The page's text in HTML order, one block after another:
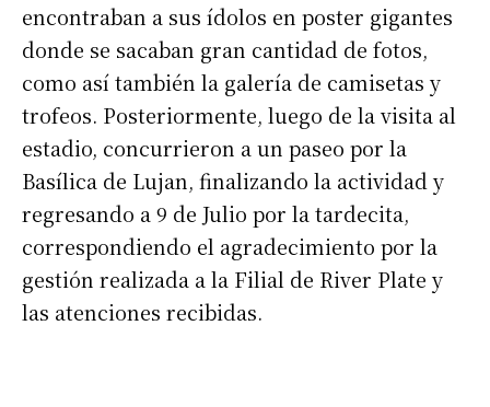
encontraban a sus ídolos en poster gigantes
donde se sacaban gran cantidad de fotos,
como así también la galería de camisetas y
trofeos. Posteriormente, luego de la visita al
estadio, concurrieron a un paseo por la
Basílica de Lujan, finalizando la actividad y
regresando a 9 de Julio por la tardecita,
correspondiendo el agradecimiento por la
gestión realizada a la Filial de River Plate y
las atenciones recibidas.